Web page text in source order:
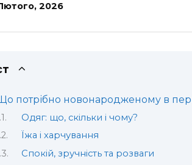
2026
потрібно новонародженому в
Одяг: що, скільки і чому?
Їжа і харчування
Спокій, зручність та розваги